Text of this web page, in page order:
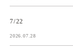
7/22
2026.07.28